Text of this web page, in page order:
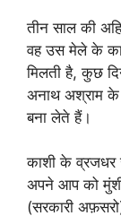
तीन साल की
वह उस मेले के
मिलती है, कुछ
अनाथ अश्राम के
बना लेते हैं।
काशी के व्रजधर
अपने आप को
(सरकारी